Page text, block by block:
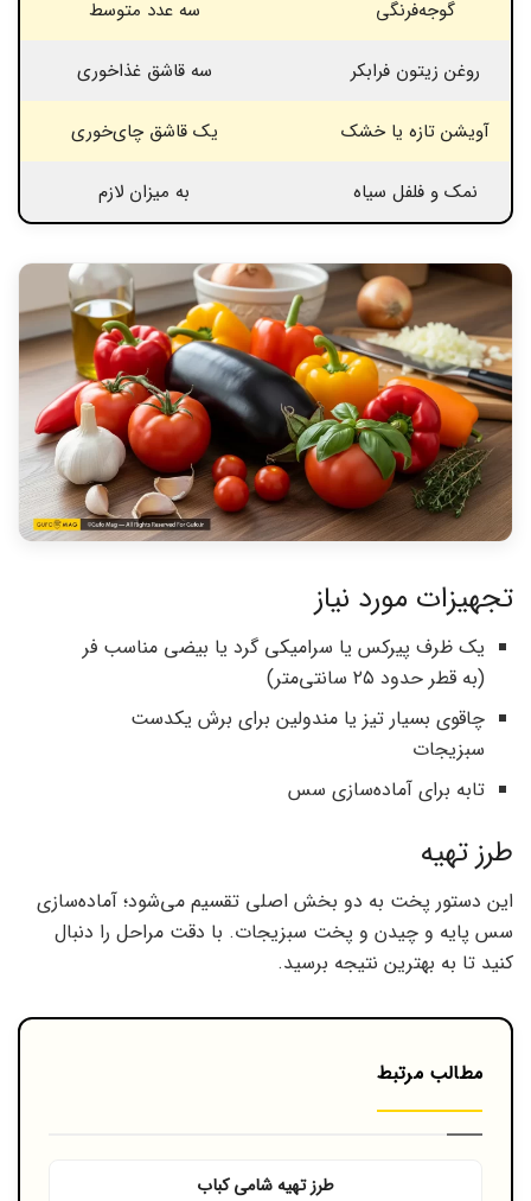
گوجه‌فرنگی سه عدد متوسط
روغن زیتون فرابکر سه قاشق غذاخوری
آویشن تازه یا خشک یک قاشق چای‌خوری
نمک و فلفل سیاه به میزان لازم
تجهیزات مورد نیاز
یک ظرف پیرکس یا سرامیکی گرد یا بیضی مناسب فر
(به قطر حدود ۲۵ سانتی‌متر)
چاقوی بسیار تیز یا مندولین برای برش یکدست
سبزیجات
تابه برای آماده‌سازی سس
طرز تهیه
این دستور پخت به دو بخش اصلی تقسیم می‌شود؛ آماده‌سازی
سس پایه و چیدن و پخت سبزیجات. با دقت مراحل را دنبال
کنید تا به بهترین نتیجه برسید.
مطالب مرتبط
طرز تهیه شامی کباب